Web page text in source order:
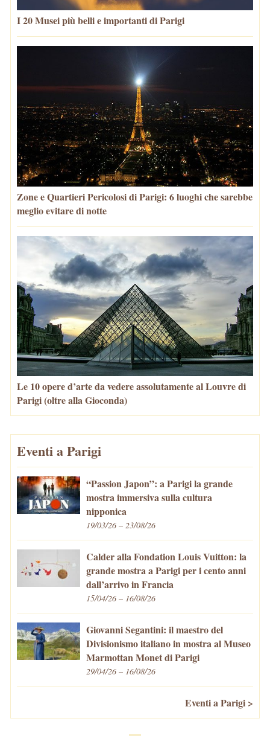
I 20 Musei più belli e importanti di Parigi
Zone e Quartieri Pericolosi di Parigi: 6 luoghi che sarebbe
meglio evitare di notte
Le 10 opere d’arte da vedere assolutamente al Louvre di
Parigi (oltre alla Gioconda)
Eventi a Parigi
“Passion Japon”: a Parigi la grande
mostra immersiva sulla cultura
nipponica
19/03/26 – 23/08/26
Calder alla Fondation Louis Vuitton: la
grande mostra a Parigi per i cento anni
dall’arrivo in Francia
15/04/26 – 16/08/26
Giovanni Segantini: il maestro del
Divisionismo italiano in mostra al Museo
Marmottan Monet di Parigi
29/04/26 – 16/08/26
Eventi a Parigi >